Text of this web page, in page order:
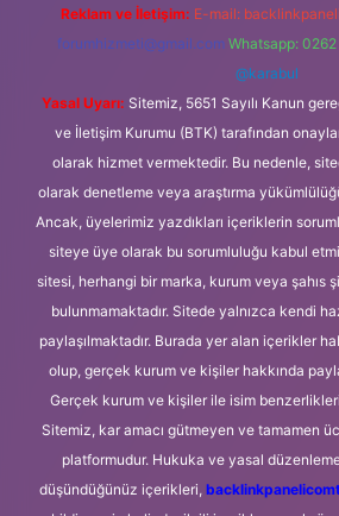
Reklam ve İletişim: E-mail:
forumhizmeti@gmail.com Whatsapp:
@karabul
Yasal Uyarı: Sitemiz, 5651 Sayılı Kanun
ve İletişim Kurumu (BTK) tarafından
olarak hizmet vermektedir. Bu nedenle,
olarak denetleme veya araştırma
Ancak, üyelerimiz yazdıkları içeriklerin
siteye üye olarak bu sorumluluğu kabul
sitesi, herhangi bir marka, kurum veya şahıs
bulunmamaktadır. Sitede yalnızca kendi
paylaşılmaktadır. Burada yer alan içerikler
olup, gerçek kurum ve kişiler hakkında
Gerçek kurum ve kişiler ile isim
Sitemiz, kar amacı gütmeyen ve tamamen
platformudur. Hukuka ve yasal
düşündüğünüz içerikleri,